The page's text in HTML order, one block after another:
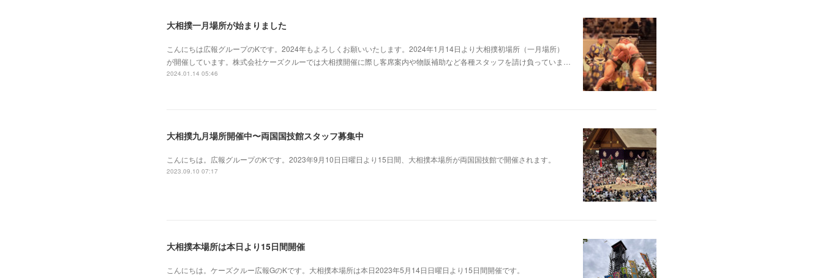
大相撲一月場所が始まりました
こんにちは広報グループのKです。2024年もよろしくお願いいたします。2024年1月14日より大相撲初場所（一月場所）
が開催しています。株式会社ケーズクルーでは大相撲開催に際し客席案内や物販補助など各種スタッフを請け負っていま…
2024.01.14 05:46
大相撲九月場所開催中〜両国国技館スタッフ募集中
こんにちは。広報グループのKです。2023年9月10日日曜日より15日間、大相撲本場所が両国国技館で開催されます。
2023.09.10 07:17
大相撲本場所は本日より15日間開催
こんにちは。ケーズクルー広報GのKです。大相撲本場所は本日2023年5月14日日曜日より15日間開催です。